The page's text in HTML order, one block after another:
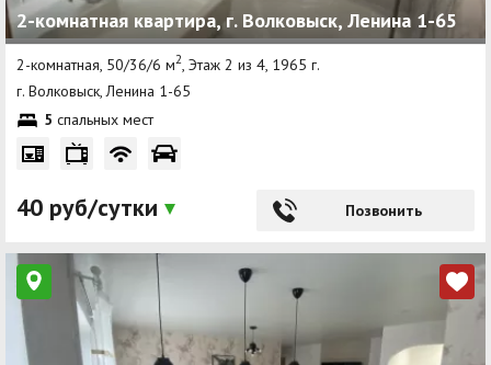
2-комнатная квартира, г. Волковыск, Ленина 1-65
2-комнатная, 50/36/6 м2, Этаж 2 из 4, 1965 г.
г. Волковыск, Ленина 1-65
5 спальных мест
40 руб/сутки Позвонить